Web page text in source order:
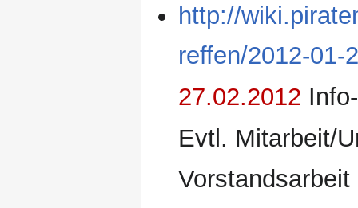
http://
reffen/2012-01-
27.02.2012
Evtl. Mitarbeit/